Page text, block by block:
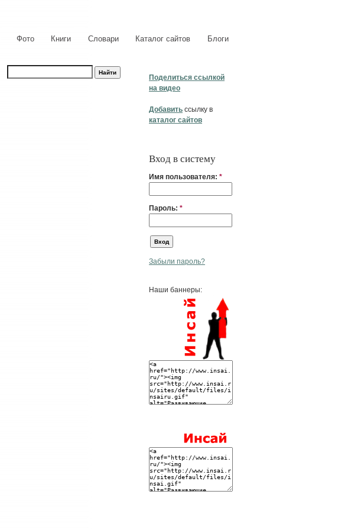
Фото Книги Словари Каталог сайтов Блоги
Поделиться ссылкой
на видео
Добавить ссылку в
каталог сайтов
Вход в систему
Имя пользователя: *
Пароль: *
Забыли пароль?
Наши баннеры: